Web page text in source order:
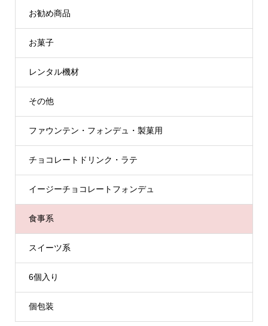
お勧め商品
お菓子
レンタル機材
その他
ファウンテン・フォンデュ・製菓用
チョコレートドリンク・ラテ
イージーチョコレートフォンデュ
食事系
スイーツ系
6個入り
個包装